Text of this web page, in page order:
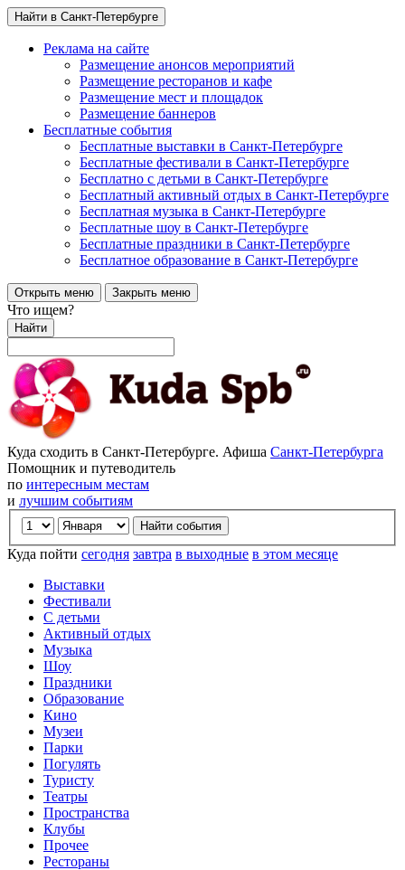
Найти в Санкт-Петербурге
Реклама на сайте
Размещение анонсов мероприятий
Размещение ресторанов и кафе
Размещение мест и площадок
Размещение баннеров
Бесплатные события
Бесплатные выставки в Санкт-Петербурге
Бесплатные фестивали в Санкт-Петербурге
Бесплатно с детьми в Санкт-Петербурге
Бесплатный активный отдых в Санкт-Петербурге
Бесплатная музыка в Санкт-Петербурге
Бесплатные шоу в Санкт-Петербурге
Бесплатные праздники в Санкт-Петербурге
Бесплатное образование в Санкт-Петербурге
Открыть меню Закрыть меню
Что ищем?
Найти
Куда сходить в Санкт-Петербурге. Афиша Санкт-Петербурга
Помощник и путеводитель
по интересным местам
и лучшим событиям
Куда пойти сегодня завтра в выходные в этом месяце
Выставки
Фестивали
С детьми
Активный отдых
Музыка
Шоу
Праздники
Образование
Кино
Музеи
Парки
Погулять
Туристу
Театры
Пространства
Клубы
Прочее
Рестораны